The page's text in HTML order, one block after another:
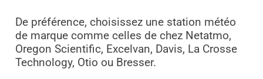
De préférence, choisissez une station météo
de marque comme celles de chez Netatmo,
Oregon Scientific, Excelvan, Davis, La Crosse
Technology, Otio ou Bresser.